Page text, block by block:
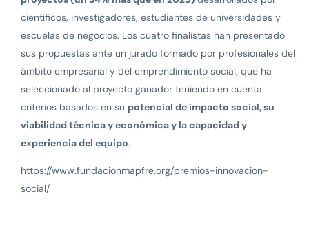
científicos, investigadores, estudiantes de universidades y
escuelas de negocios. Los cuatro finalistas han presentado
sus propuestas ante un jurado formado por profesionales del
ámbito empresarial y del emprendimiento social, que ha
seleccionado al proyecto ganador teniendo en cuenta
criterios basados en su potencial de impacto social, su
viabilidad técnica y económica y la capacidad y
experiencia del equipo.
https://www.fundacionmapfre.org/premios-innovacion-
social/